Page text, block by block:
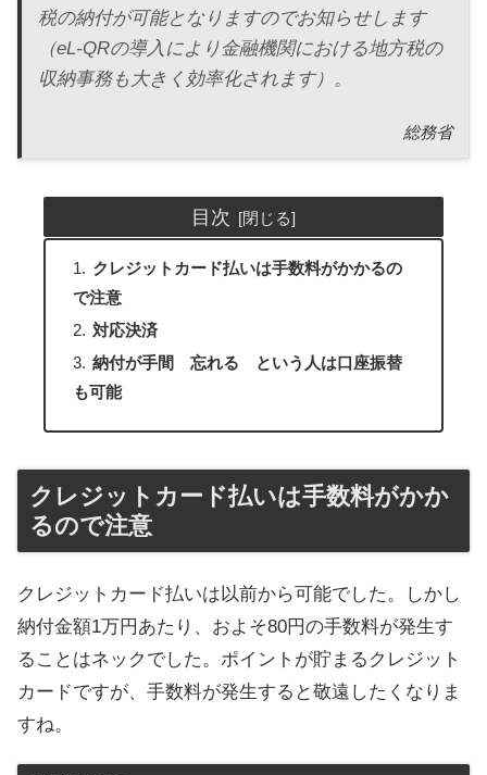
税の納付が可能となりますのでお知らせします
（eL-QRの導入により金融機関における地方税の
収納事務も大きく効率化されます）。
総務省
目次
クレジットカード払いは手数料がかかるの
で注意
対応決済
納付が手間 忘れる という人は口座振替
も可能
クレジットカード払いは手数料がかか
るので注意
クレジットカード払いは以前から可能でした。しかし
納付金額1万円あたり、およそ80円の手数料が発生す
ることはネックでした。ポイントが貯まるクレジット
カードですが、手数料が発生すると敬遠したくなりま
すね。